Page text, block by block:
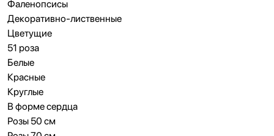
Фаленопсисы
Декоративно-лиственные
Цветущие
51 роза
Белые
Красные
Круглые
В форме сердца
Розы 50 см